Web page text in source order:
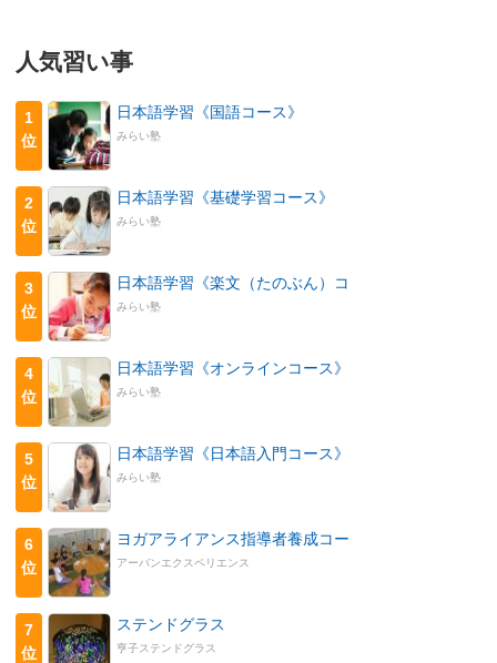
人気習い事
1
位
日本語学習《国語コース》
みらい塾
2
位
日本語学習《基礎学習コース》
みらい塾
3
位
日本語学習《楽文（たのぶん）コ
みらい塾
4
位
日本語学習《オンラインコース》
みらい塾
5
位
日本語学習《日本語入門コース》
みらい塾
6
位
ヨガアライアンス指導者養成コー
アーバンエクスペリエンス
7
位
ステンドグラス
亨子ステンドグラス